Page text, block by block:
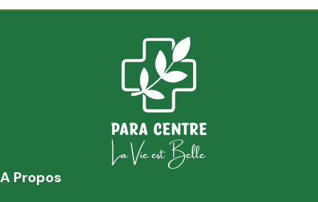
A Propos